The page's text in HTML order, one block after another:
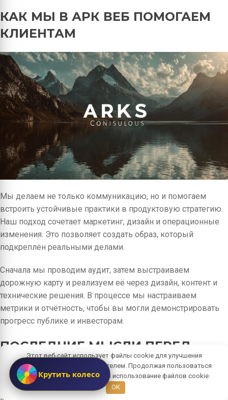
КАК МЫ В АРК ВЕБ ПОМОГАЕМ
КЛИЕНТАМ
Мы делаем не только коммуникацию, но и помогаем
встроить устойчивые практики в продуктовую стратегию.
Наш подход сочетает маркетинг, дизайн и операционные
изменения. Это позволяет создать образ, который
подкреплён реальными делами.
Сначала мы проводим аудит, затем выстраиваем
дорожную карту и реализуем её через дизайн, контент и
технические решения. В процессе мы настраиваем
метрики и отчётность, чтобы вы могли демонстрировать
прогресс публике и инвесторам.
ПОСЛЕДНИЕ МЫСЛИ ПЕРЕД
ШАГОМ ВПЕРЁД
Формирование имиджа «осознанного» бренда — это не
Крутить колесо
Этот веб-сайт использует файлы cookie для улучшения
взаимодействия с пользователем. Продолжая пользоваться
сайтом, вы даете согласие на использование файлов cookie.
OK